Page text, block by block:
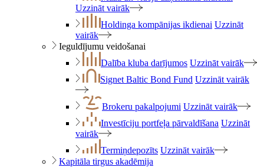
Uzzināt vairāk
Holdinga kompānijas ikdienai Uzzināt
vairāk
Ieguldījumu veidošanai
Dalība kluba darījumos Uzzināt vairāk
Signet Baltic Bond Fund Uzzināt vairāk
Brokeru pakalpojumi Uzzināt vairāk
Investīciju portfeļa pārvaldīšana Uzzināt
vairāk
Termiņdepozīts Uzzināt vairāk
Kapitāla tirgus akadēmija